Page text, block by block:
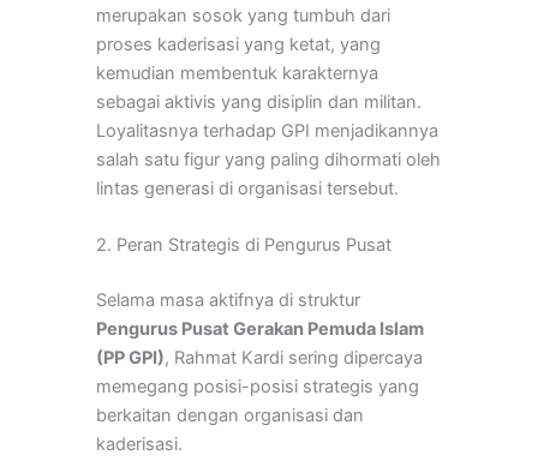
merupakan sosok yang tumbuh dari
proses kaderisasi yang ketat, yang
kemudian membentuk karakternya
sebagai aktivis yang disiplin dan militan.
Loyalitasnya terhadap GPI menjadikannya
salah satu figur yang paling dihormati oleh
lintas generasi di organisasi tersebut.
2. Peran Strategis di Pengurus Pusat
Selama masa aktifnya di struktur
Pengurus Pusat Gerakan Pemuda Islam
(PP GPI), Rahmat Kardi sering dipercaya
memegang posisi-posisi strategis yang
berkaitan dengan organisasi dan
kaderisasi.